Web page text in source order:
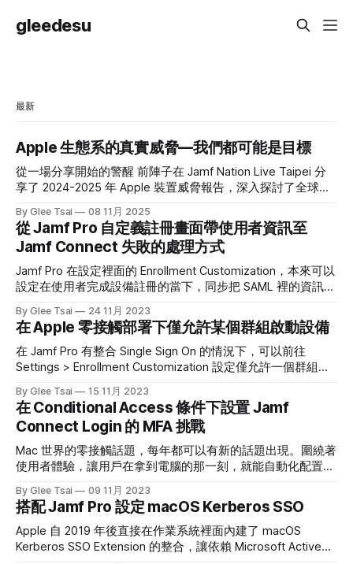
gleedesu
最新
Apple 生態系的真實威脅—我們都可能是目標
從一場分享開始的警醒 前陣子在 Jamf Nation Live Taipei 分
享了 2024-2025 年 Apple 裝置威脅報告，深入探討了全球
有一種根深蒂固的信心—拿著 Mac 或 iPhone，就像拿到了數
位世界的「免死金牌」。說實話，Apple 在軟硬體整合上的安
全設計確實領先業界，這不是誇大其詞。但也正因為這份信
心，我開始想更深入地了解真實情況。 從 Jamf Security 360
報告開始，我觀察了全球情報機構（如 Citizen Lab、Google
TAG、Kaspersky）揭露的真實案例。那時我才意識到一個有
點殘酷的事實，也正好對應了同事最常對我說的那句話：
Apple 設備並非堅不可摧，使用者自身往往才是最大的弱點。
為什麼 Apple
By Glee Tsai 08 11月 2025
從 Jamf Pro 自定義註冊畫面帶使用者資訊至
Jamf Connect 失敗的處理方式
Jamf Pro 在設定裡面的 Enrollment Customization，本來可以
設定在使用者完成設備註冊的當下，同步把 SAML 裡的資訊帶
還需要登入的步驟。但在撰文的當下，Jamf Pro 11.1 仍在這個
功能上有問題，在跟 Jamf Support Team 了解後，大概能用
一種 Workaround 來解決，只是要特別留意以下事情： 1. 在
Jamf Pro 裡的 Enrollment Customization 不要再打勾 Enable
為勾了也沒有用） 2. 確保
By Glee Tsai 24 11月 2023
在 Apple 零接觸部署下僅允許某個群組啟動設備
在 Jamf Pro 有整合 Single Sign On 的情況下，可以前往
Settings > Enrollment Customization 設定僅允許一個群組中
不能夠開箱設備。如果以 Entra ID 為例，需要把 Object ID 填
在下方的欄位即可。 對照到我在 Entra ID 上的群組設置： 至
於如果不是 Entra ID，而是其它的 SSO Provider 的話，最好可
以用 SAML Tracer 這一套 Google Chrome 外掛去看一下自己
的 SAML 文件是如何表達群組的，例如下圖能看到這個使用者
屬於以下五個群組。 接著有另外一個很重要的事情要提醒，
如果你要阻擋註冊的成員，可以登入到 Jamf Pro
By Glee Tsai 15 11月 2023
在 Conditional Access 條件下設置 Jamf
Connect Login 的 MFA 挑戰
Mac 世界的零接觸話題，每年都可以有新的話題出現。圍繞著
使用者體驗，讓用戶在拿到電腦的那一刻，就能自動化配置所
的時間而已，更是讓整個出機流程變得更為流暢。 除了軟體
與設定可以全自動化部署以外，使用者帳號當然也可以自助化
的設定在電腦裡，而且完全按照公司的規範。所以如果公司正
在使用 Entra ID 這樣的目錄服務時，當然也可以把 Entra ID 上
By Glee Tsai 09 11月 2023
搭配 Jamf Pro 設定 macOS Kerberos SSO
Apple 自 2019 年後直接在作業系統裡面內建了 macOS
Kerberos SSO Extension 的整合，讓依賴 Microsoft Active